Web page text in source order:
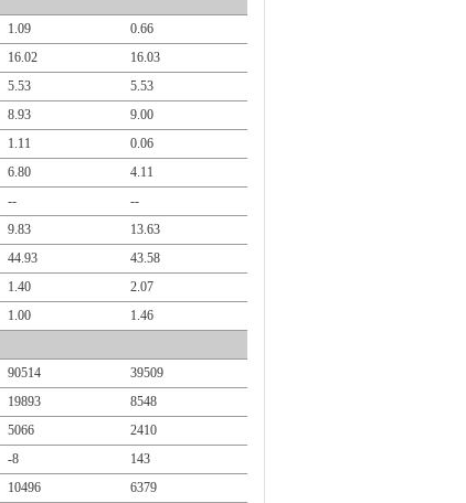
1.09
0.66
16.02
16.03
5.53
5.53
8.93
9.00
1.11
0.06
6.80
4.11
--
--
9.83
13.63
44.93
43.58
1.40
2.07
1.00
1.46
90514
39509
19893
8548
5066
2410
-8
143
10496
6379